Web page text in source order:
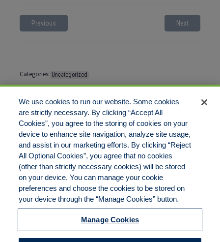
Previous Next
Categories: Uncategorized
Tags:
Comments are closed
DisclaimerLegal Notices Your Privacy Rights
Do Not Sell/Share/Limit DisclosureManage CookiesCookies Policy
Commitment to EEO
We use cookies to run our website. Some cookies
are strictly necessary. By clicking “Accept All
Cookies”, you agree to the storing of cookies on your
device to enhance site navigation, analyze site usage,
and assist in our marketing efforts. By clicking “Reject
All Optional Cookies”, you agree that no cookies
(other than strictly necessary cookies) will be stored
on your device. You can manage your cookie
preferences and choose the cookies to be stored on
your device through the “Manage Cookies” button.
Manage Cookies